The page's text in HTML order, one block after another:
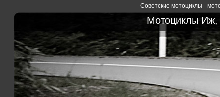
Советские мотоциклы -
Мотоциклы Иж,